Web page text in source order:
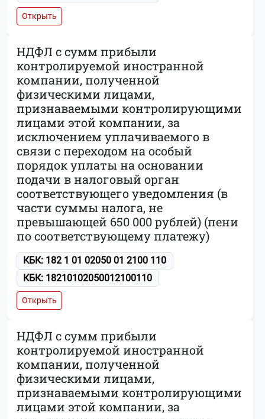
Открыть
НДФЛ с сумм прибыли
контролируемой иностранной
компании, полученной
физическими лицами,
признаваемыми контролирующими
лицами этой компании, за
исключением уплачиваемого в
связи с переходом на особый
порядок уплаты на основании
подачи в налоговый орган
соответствующего уведомления (в
части суммы налога, не
превышающей 650 000 рублей) (пени
по соответствующему платежу)
КБК: 182 1 01 02050 01 2100 110
КБК: 18210102050012100110
Открыть
НДФЛ с сумм прибыли
контролируемой иностранной
компании, полученной
физическими лицами,
признаваемыми контролирующими
лицами этой компании, за